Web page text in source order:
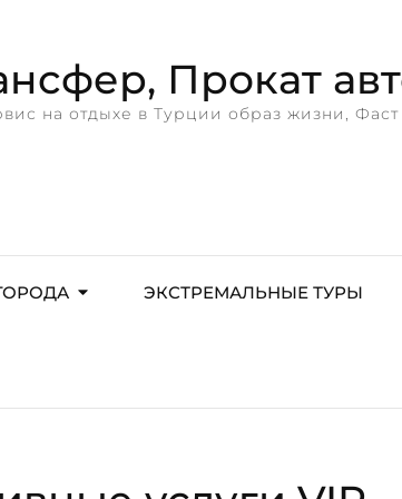
Прокат
на отдыхе в Турции образ жизни,
ЭКСТРЕМАЛЬНЫЕ ТУРЫ